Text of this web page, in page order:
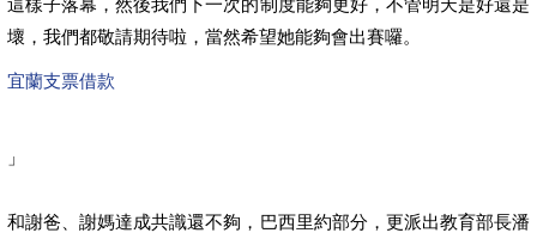
這樣子落幕，然後我們下一次的制度能夠更好，不管明天是好還是
壞，我們都敬請期待啦，當然希望她能夠會出賽囉。
宜蘭支票借款
」
和謝爸、謝媽達成共識還不夠，巴西里約部分，更派出教育部長潘